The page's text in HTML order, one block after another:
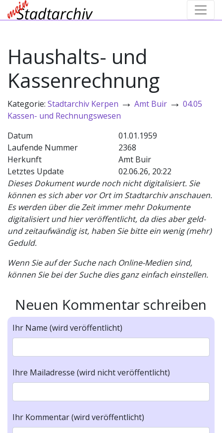
Haushalts- und
Kassenrechnung
Kategorie: Stadtarchiv Kerpen → Amt Buir → 04.05
Kassen- und Rechnungswesen
Datum
01.01.1959
Laufende Nummer
2368
Herkunft
Amt Buir
Letztes Update
02.06.26, 20:22
Dieses Dokument wurde noch nicht digitalisiert. Sie
können es sich aber vor Ort im Stadtarchiv anschauen.
Es werden über die Zeit immer mehr Dokumente
digitalisiert und hier veröffentlicht, da dies aber geld-
und zeitaufwändig ist, haben Sie bitte ein wenig (mehr)
Geduld.
Wenn Sie auf der Suche nach Online-Medien sind,
können Sie bei der Suche dies ganz einfach einstellen.
Neuen Kommentar schreiben
Ihr Name (wird veröffentlicht)
Ihre Mailadresse (wird nicht veröffentlicht)
Ihr Kommentar (wird veröffentlicht)